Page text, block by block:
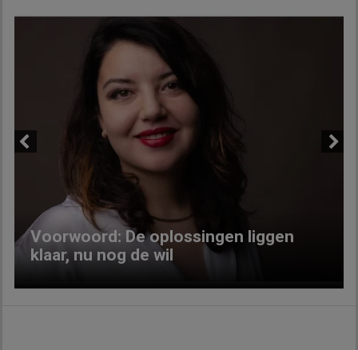
Voorwoord: De oplossingen liggen
klaar, nu nog de wil